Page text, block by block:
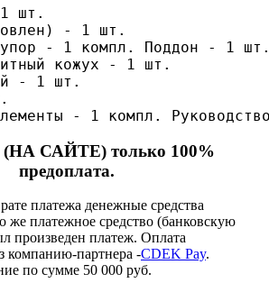
шт.
- 1 шт.
упор - 1 компл. Поддон - 1
кожух - 1 шт.
- 1 шт.
- 1 компл.
САЙТЕ) только 100%
предоплата.
платежа денежные средства
же платежное средство (банковскую
произведен платеж. Оплата
компанию-партнера -CDEK Pay.
по сумме 50 000 руб.